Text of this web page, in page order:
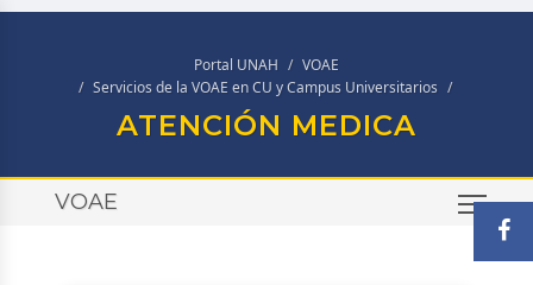
Portal UNAH
VOAE
Servicios de la VOAE en CU y Campus Universitarios
ATENCIÓN MEDICA
VOAE